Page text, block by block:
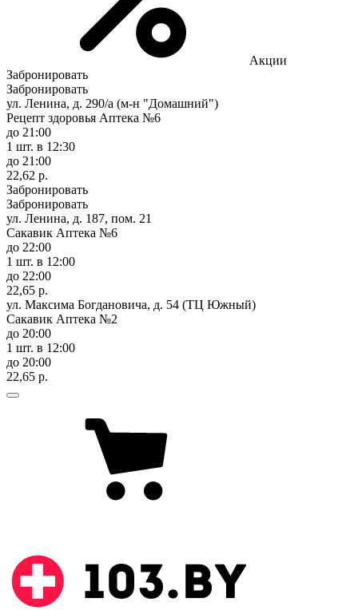
Акции
Забронировать
Забронировать
ул. Ленина, д. 290/а (м-н "Домашний")
Рецепт здоровья Аптека №6
до 21:00
1 шт. в 12:30
до 21:00
22,62 р.
Забронировать
Забронировать
ул. Ленина, д. 187, пом. 21
Сакавик Аптека №6
до 22:00
1 шт. в 12:00
до 22:00
22,65 р.
ул. Максима Богдановича, д. 54 (ТЦ Южный)
Сакавик Аптека №2
до 20:00
1 шт. в 12:00
до 20:00
22,65 р.